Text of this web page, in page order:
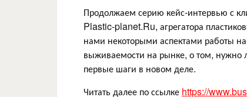
Продолжаем серию кейс-интервью с
Plastic-planet.Ru, агрегатора
нами некоторыми аспектами работы
выживаемости на рынке, о том, нужно
первые шаги в новом деле.
Читать далее по ссылке https://